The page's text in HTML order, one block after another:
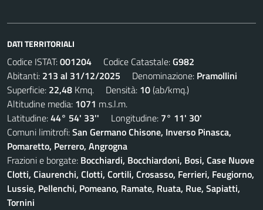
DATI TERRITORIALI
Codice ISTAT:001204 Codice Catastale:G982
Abitanti: 213 al 31/12/2025 Denominazione: Pramollini
Superficie: 22,48 Kmq. Densità: 10(ab/kmq.)
Altitudine media: 1071 m.s.l.m.
Latitudine:44° 54' 33'' Longitudine: 7° 11' 30'
Comuni limitrofi:San Germano Chisone, Inverso Pinasca,
Pomaretto, Perrero, Angrogna
Frazioni e borgate: Bocchiardi, Bocchiardoni, Bosi, Case Nuove
Clotti, Ciaurenchi, Clotti, Cortili, Crosasso, Ferrieri, Feugiorno,
Lussie, Pellenchi, Pomeano, Ramate, Ruata, Rue, Sapiatti,
Tornini